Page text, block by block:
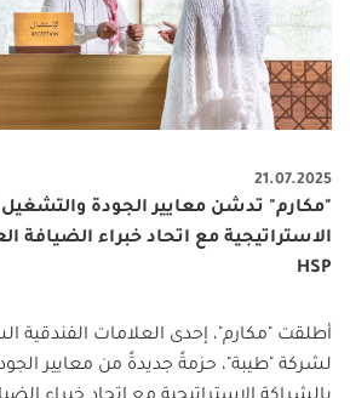
21.07.2025
"مكارم" تدشن معايير الجودة والتشغيل
الاستراتيجية مع اتحاد خبراء
HSP
أطلقت "مكارم"، إحدى العلامات الفندقية
لشركة "طيبة"، حزمةً جديدةً من معايير